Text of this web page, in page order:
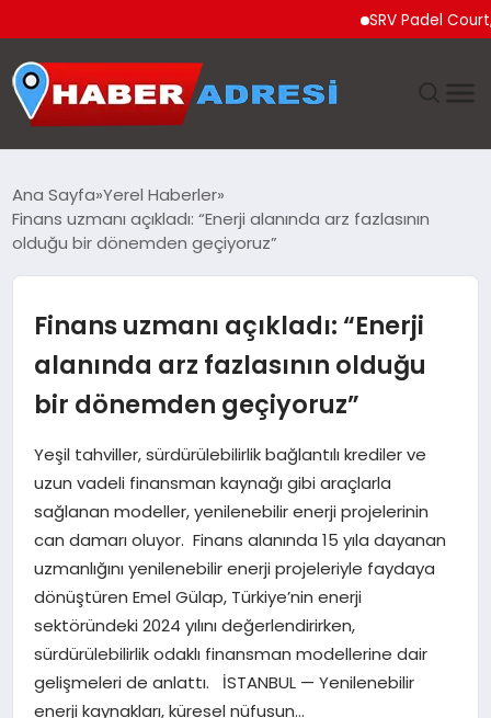
SRV Padel Court,
GÜNDEM
TEKNOLOJI
EĞITIM
MAGAZIN
YAŞAM
OTOMOBIL
Ana Sayfa Yerel Haberler
Finans uzmanı açıkladı: “Enerji alanında arz fazlasının
olduğu bir dönemden geçiyoruz”
Finans uzmanı açıkladı: “Enerji
alanında arz fazlasının olduğu
bir dönemden geçiyoruz”
Yeşil tahviller, sürdürülebilirlik bağlantılı krediler ve
uzun vadeli finansman kaynağı gibi araçlarla
sağlanan modeller, yenilenebilir enerji projelerinin
can damarı oluyor. Finans alanında 15 yıla dayanan
uzmanlığını yenilenebilir enerji projeleriyle faydaya
dönüştüren Emel Gülap, Türkiye’nin enerji
sektöründeki 2024 yılını değerlendirirken,
sürdürülebilirlik odaklı finansman modellerine dair
gelişmeleri de anlattı. İSTANBUL — Yenilenebilir
enerji kaynakları, küresel nüfusun…